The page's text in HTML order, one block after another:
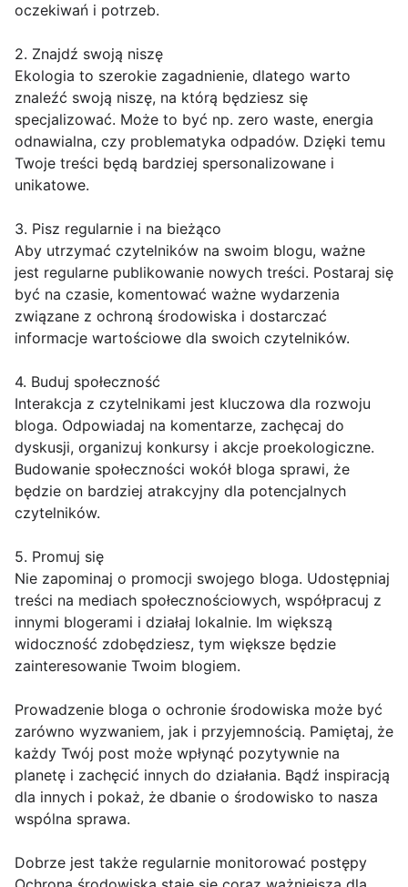
oczekiwań i potrzeb.
2. Znajdź swoją niszę
Ekologia to szerokie zagadnienie, dlatego warto
znaleźć swoją niszę, na którą będziesz się
specjalizować. Może to być np. zero waste, energia
odnawialna, czy problematyka odpadów. Dzięki temu
Twoje treści będą bardziej spersonalizowane i
unikatowe.
3. Pisz regularnie i na bieżąco
Aby utrzymać czytelników na swoim blogu, ważne
jest regularne publikowanie nowych treści. Postaraj się
być na czasie, komentować ważne wydarzenia
związane z ochroną środowiska i dostarczać
informacje wartościowe dla swoich czytelników.
4. Buduj społeczność
Interakcja z czytelnikami jest kluczowa dla rozwoju
bloga. Odpowiadaj na komentarze, zachęcaj do
dyskusji, organizuj konkursy i akcje proekologiczne.
Budowanie społeczności wokół bloga sprawi, że
będzie on bardziej atrakcyjny dla potencjalnych
czytelników.
5. Promuj się
Nie zapominaj o promocji swojego bloga. Udostępniaj
treści na mediach społecznościowych, współpracuj z
innymi blogerami i działaj lokalnie. Im większą
widoczność zdobędziesz, tym większe będzie
zainteresowanie Twoim blogiem.
Prowadzenie bloga o ochronie środowiska może być
zarówno wyzwaniem, jak i przyjemnością. Pamiętaj, że
każdy Twój post może wpłynąć pozytywnie na
planetę i zachęcić innych do działania. Bądź inspiracją
dla innych i pokaż, że dbanie o środowisko to nasza
wspólna sprawa.
Dobrze jest także regularnie monitorować postępy